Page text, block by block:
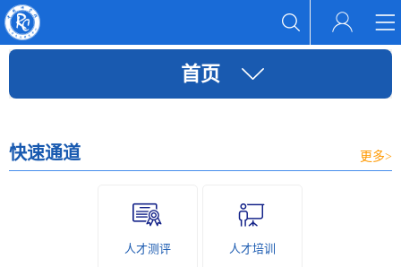
首页
快速通道 更多>
人才测评 人才培训